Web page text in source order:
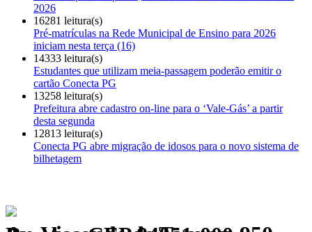
2026
16281 leitura(s)
Pré-matrículas na Rede Municipal de Ensino para 2026
iniciam nesta terça (16)
14333 leitura(s)
Estudantes que utilizam meia-passagem poderão emitir o
cartão Conecta PG
13258 leitura(s)
Prefeitura abre cadastro on-line para o ‘Vale-Gás’ a partir
desta segunda
12813 leitura(s)
Conecta PG abre migração de idosos para o novo sistema de
bilhetagem